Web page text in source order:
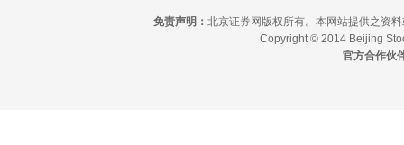
免责声明： 北京证券网版权所有。本网站提供之资
Copyright © 2014 Beijing
官方合作伙